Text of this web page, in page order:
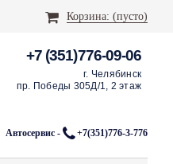
Корзина: (пусто)
+7 (351)776-09-06
г. Челябинск
пр. Победы 305Д/1, 2 этаж
Автосервис - +7(351)776-3-776